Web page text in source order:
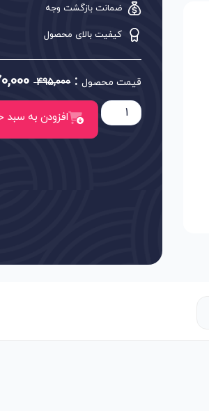
ضمانت بازگشت وجه
کیفیت بالای محصول
قیمت محصول:
495,000
افزودن به سبد